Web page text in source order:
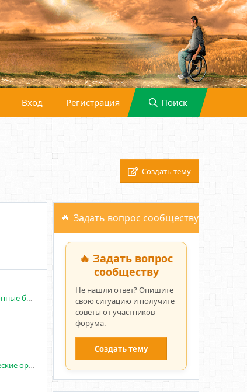
Вход Регистрация Поиск
Создать тему
Купить Компрессионные бандажи
Купить Ортопедические ортезы на плечевые суставы
Задать вопрос сообществу
🔥 Задать вопрос
сообществу
Не нашли ответ? Опишите
свою ситуацию и получите
советы от участников
форума.
Создать тему